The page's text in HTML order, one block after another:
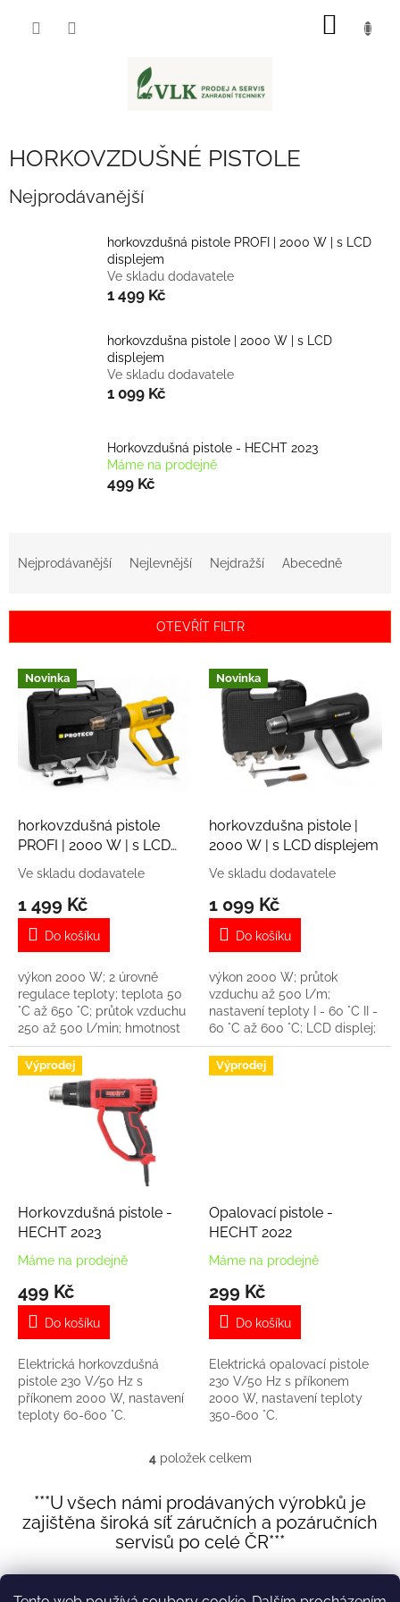
HORKOVZDUŠNÉ PISTOLE
Nejprodávanější
horkovzdušná pistole PROFI | 2000 W | s LCD
displejem
Ve skladu dodavatele
1 499 Kč
horkovzdušna pistole | 2000 W | s LCD
displejem
Ve skladu dodavatele
1 099 Kč
Horkovzdušná pistole - HECHT 2023
Máme na prodejně
499 Kč
í
Nejprodávanější Nejlevnější Nejdražší Abecedně
OTEVŘÍT FILTR
V
ů
Novinka
horkovzdušná pistole
PROFI | 2000 W | s LCD
displejem
Ve skladu dodavatele
1 499 Kč
Do košíku
výkon 2000 W; 2 úrovně
regulace teploty; teplota 50
°C až 650 °C; průtok vzduchu
250 až 500 l/min; hmotnost
0,87 kg
Novinka
horkovzdušna pistole |
2000 W | s LCD displejem
Ve skladu dodavatele
1 099 Kč
Do košíku
výkon 2000 W; průtok
vzduchu až 500 l/m;
nastavení teploty I - 60 °C II -
60 °C až 600 °C; LCD displej;
hmotnost 0.87 kg
Výprodej
Horkovzdušná pistole -
HECHT 2023
Máme na prodejně
499 Kč
Do košíku
Elektrická horkovzdušná
pistole 230 V/50 Hz s
příkonem 2000 W, nastavení
teploty 60-600 °C.
Výprodej
Opalovací pistole -
HECHT 2022
Máme na prodejně
299 Kč
Do košíku
Elektrická opalovací pistole
230 V/50 Hz s příkonem
2000 W, nastavení teploty
350-600 °C.
O
l
á
d
a
c
4položek celkem
***U všech námi prodávaných výrobků je
zajištěna široká síť záručních a pozáručních
servisů po celé ČR***
Z